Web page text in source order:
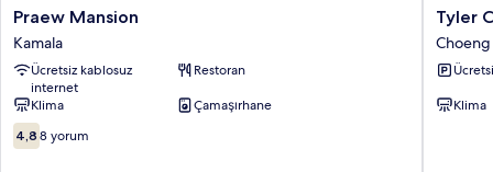
Praew
Mansion
Kamala
Praew Mansion
Kamala
Ücretsiz kablosuz
internet
Restoran
Klima
Çamaşırhane
10
üzerinden
4,8 8 yorum
Tyler
Choeng
Thale
Tyler
Klima